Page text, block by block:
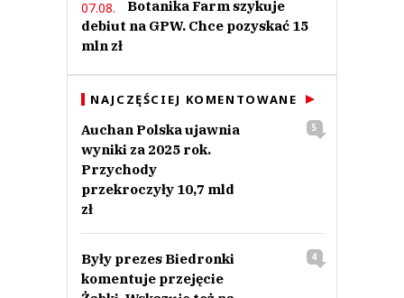
07.08.
Botanika Farm szykuje
debiut na GPW. Chce pozyskać 15
mln zł
NAJCZĘŚCIEJ KOMENTOWANE
Auchan Polska ujawnia
wyniki za 2025 rok.
Przychody
przekroczyły 10,7 mld
zł
5
Były prezes Biedronki
komentuje przejęcie
4